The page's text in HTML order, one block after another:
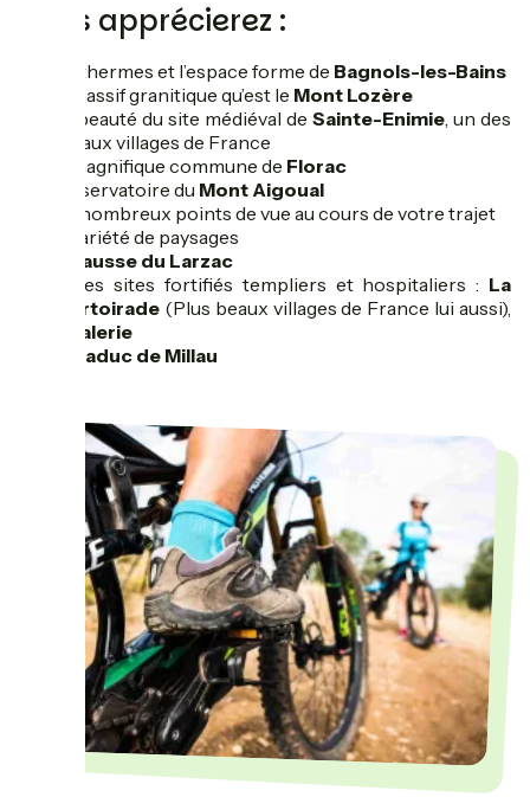
Vous apprécierez :
● Les thermes et l’espace forme de Bagnols-les-Bains
● Le massif granitique qu’est le Mont Lozère
● La beauté du site médiéval de Sainte-Enimie, un des
plus beaux villages de France
● La magnifique commune de Florac
● L’observatoire du Mont Aigoual
● Les nombreux points de vue au cours de votre trajet
● La variété de paysages
causse du Larzac
● Les sites fortifiés templiers et hospitaliers : La
Couvertoirade (Plus beaux villages de France lui aussi),
La Cavalerie
viaduc de Millau